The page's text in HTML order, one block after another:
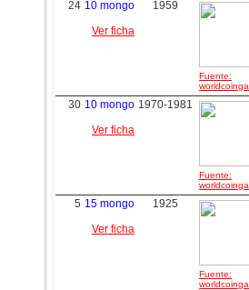
24 10 mongo
Ver ficha
1959
Fuente:
30 10 mongo
Ver ficha
1970-1981
Fuente:
5 15 mongo
Ver ficha
1925
Fuente: